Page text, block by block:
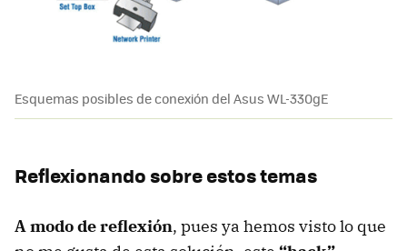
Esquemas posibles de conexión del Asus WL-330gE
Reflexionando sobre estos temas
A modo de reflexión, pues ya hemos visto lo que